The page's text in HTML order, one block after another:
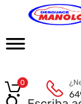
0